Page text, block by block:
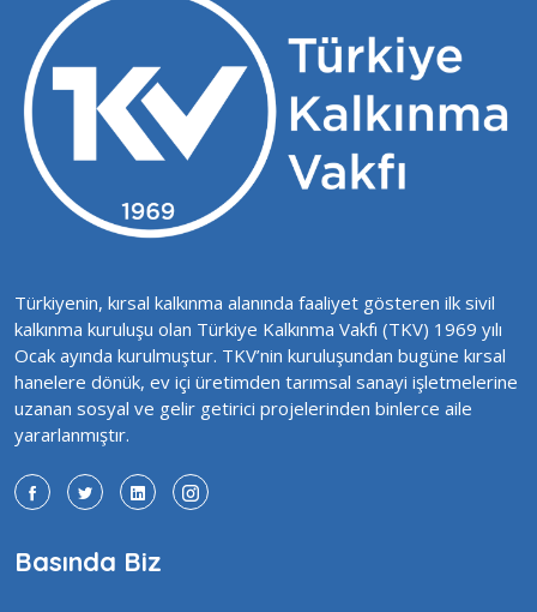
Türkiyenin, kırsal kalkınma alanında faaliyet gösteren ilk sivil
kalkınma kuruluşu olan Türkiye Kalkınma Vakfı (TKV) 1969 yılı
Ocak ayında kurulmuştur. TKV’nin kuruluşundan bugüne kırsal
hanelere dönük, ev içi üretimden tarımsal sanayi işletmelerine
uzanan sosyal ve gelir getirici projelerinden binlerce aile
yararlanmıştır.
Basında Biz